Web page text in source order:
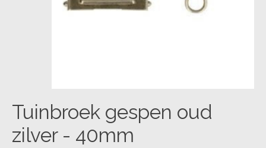
Tuinbroek gespen oud
zilver - 40mm